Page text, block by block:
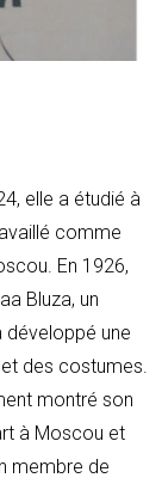
elle a étudié à
comme
En 1926,
Bluza, un
développé une
des costumes.
montré son
à Moscou et
membre de